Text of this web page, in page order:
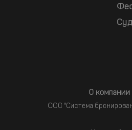
О компании
ООО "Система